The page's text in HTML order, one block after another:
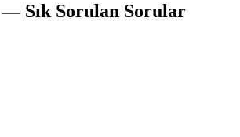
— Sık Sorulan Sorular